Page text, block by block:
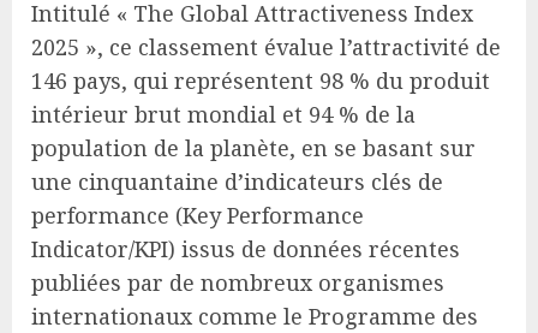
Intitulé « The Global Attractiveness Index
2025 », ce classement évalue l’attractivité de
146 pays, qui représentent 98 % du produit
intérieur brut mondial et 94 % de la
population de la planète, en se basant sur
une cinquantaine d’indicateurs clés de
performance (Key Performance
Indicator/KPI) issus de données récentes
publiées par de nombreux organismes
internationaux comme le Programme des